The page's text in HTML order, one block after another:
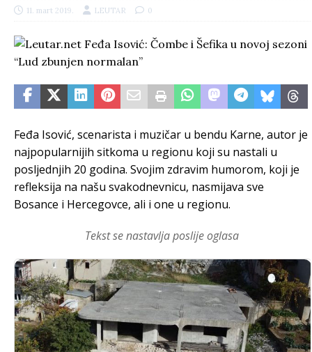
11. mart 2019. LEUTAR 0
Feđa Isović, scenarista i muzičar u bendu Karne, autor je
najpopularnijih sitkoma u regionu koji su nastali u
posljednjih 20 godina. Svojim zdravim humorom, koji je
refleksija na našu svakodnevnicu, nasmijava sve
Bosance i Hercegovce, ali i one u regionu.
Tekst se nastavlja poslije oglasa